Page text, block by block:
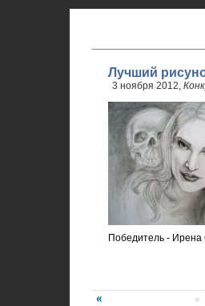
Лучший
3 ноября 2012,
Победитель - Ирена